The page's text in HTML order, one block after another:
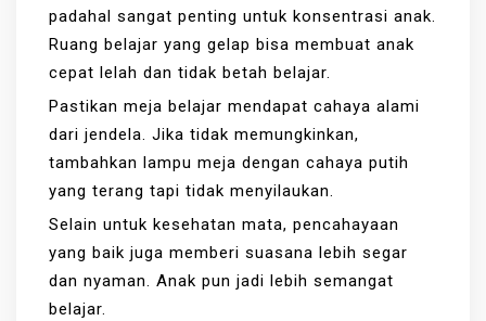
padahal sangat penting untuk konsentrasi anak.
Ruang belajar yang gelap bisa membuat anak
cepat lelah dan tidak betah belajar.
Pastikan meja belajar mendapat cahaya alami
dari jendela. Jika tidak memungkinkan,
tambahkan lampu meja dengan cahaya putih
yang terang tapi tidak menyilaukan.
Selain untuk kesehatan mata, pencahayaan
yang baik juga memberi suasana lebih segar
dan nyaman. Anak pun jadi lebih semangat
belajar.